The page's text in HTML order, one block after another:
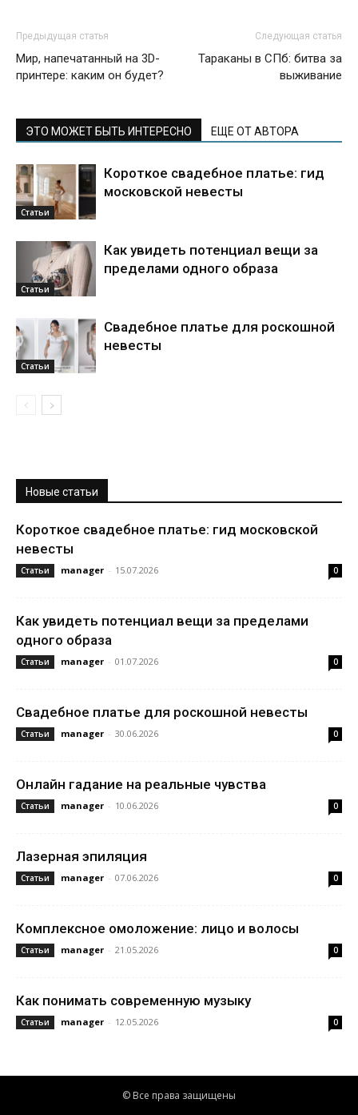
Предыдущая статья
Мир, напечатанный на 3D-
принтере: каким он будет?
Следующая статья
Тараканы в СПб: битва за
выживание
ЭТО МОЖЕТ БЫТЬ ИНТЕРЕСНО ЕЩЕ ОТ АВТОРА
Статьи
Короткое свадебное платье: гид
московской невесты
Статьи
Как увидеть потенциал вещи за
пределами одного образа
Статьи
Свадебное платье для роскошной
невесты
Новые статьи
Короткое свадебное платье: гид московской
невесты
Статьи manager - 15.07.2026 0
Как увидеть потенциал вещи за пределами
одного образа
Статьи manager - 01.07.2026 0
Свадебное платье для роскошной невесты
Статьи manager - 30.06.2026 0
Онлайн гадание на реальные чувства
Статьи manager - 10.06.2026 0
Лазерная эпиляция
Статьи manager - 07.06.2026 0
Комплексное омоложение: лицо и волосы
Статьи manager - 21.05.2026 0
Как понимать современную музыку
Статьи manager - 12.05.2026 0
© Все права защищены